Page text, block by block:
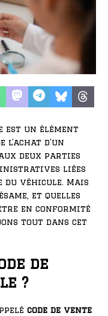
est un élément
d’un
deux parties
liées
du véhicule. Mais
et quelles
en conformité
tout dans cet
de
?
code de vente